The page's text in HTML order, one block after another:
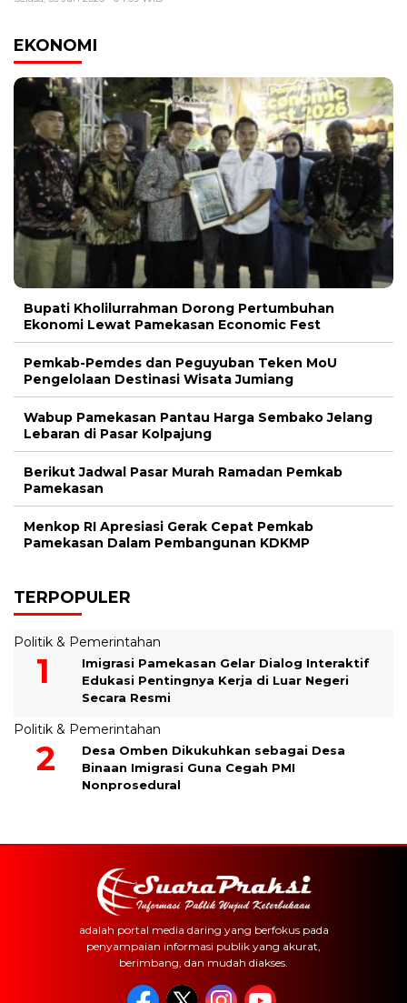
EKONOMI
Bupati Kholilurrahman Dorong Pertumbuhan
Ekonomi Lewat Pamekasan Economic Fest
Pemkab-Pemdes dan Peguyuban Teken MoU
Pengelolaan Destinasi Wisata Jumiang
Wabup Pamekasan Pantau Harga Sembako Jelang
Lebaran di Pasar Kolpajung
Berikut Jadwal Pasar Murah Ramadan Pemkab
Pamekasan
Menkop RI Apresiasi Gerak Cepat Pemkab
Pamekasan Dalam Pembangunan KDKMP
TERPOPULER
Politik & Pemerintahan
Imigrasi Pamekasan Gelar Dialog Interaktif
Edukasi Pentingnya Kerja di Luar Negeri
Secara Resmi
Politik & Pemerintahan
Desa Omben Dikukuhkan sebagai Desa
Binaan Imigrasi Guna Cegah PMI
Nonprosedural
adalah portal media daring yang berfokus pada
penyampaian informasi publik yang akurat,
berimbang, dan mudah diakses.